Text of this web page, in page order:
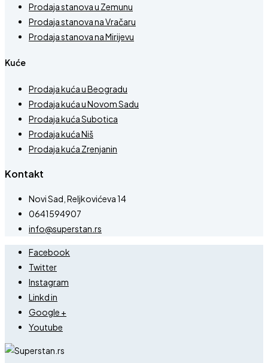
Prodaja stanova u Zemunu
Prodaja stanova na Vračaru
Prodaja stanova na Mirijevu
Kuće
Prodaja kuća u Beogradu
Prodaja kuća u Novom Sadu
Prodaja kuća Subotica
Prodaja kuća Niš
Prodaja kuća Zrenjanin
Kontakt
Novi Sad, Reljkovićeva 14
0641594907
info@superstan.rs
Facebook
Twitter
Instagram
Linkd in
Google +
Youtube